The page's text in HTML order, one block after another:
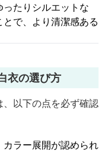
ったりシルエットな
で、より清潔感ある
衣の選び方
以下の点を必ず確認
カラー展開が認められ